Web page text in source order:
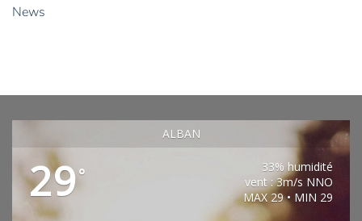
News
ALBAN
29°
33% humidité
vent : 3m/s NNO
MAX 29 • MIN 29